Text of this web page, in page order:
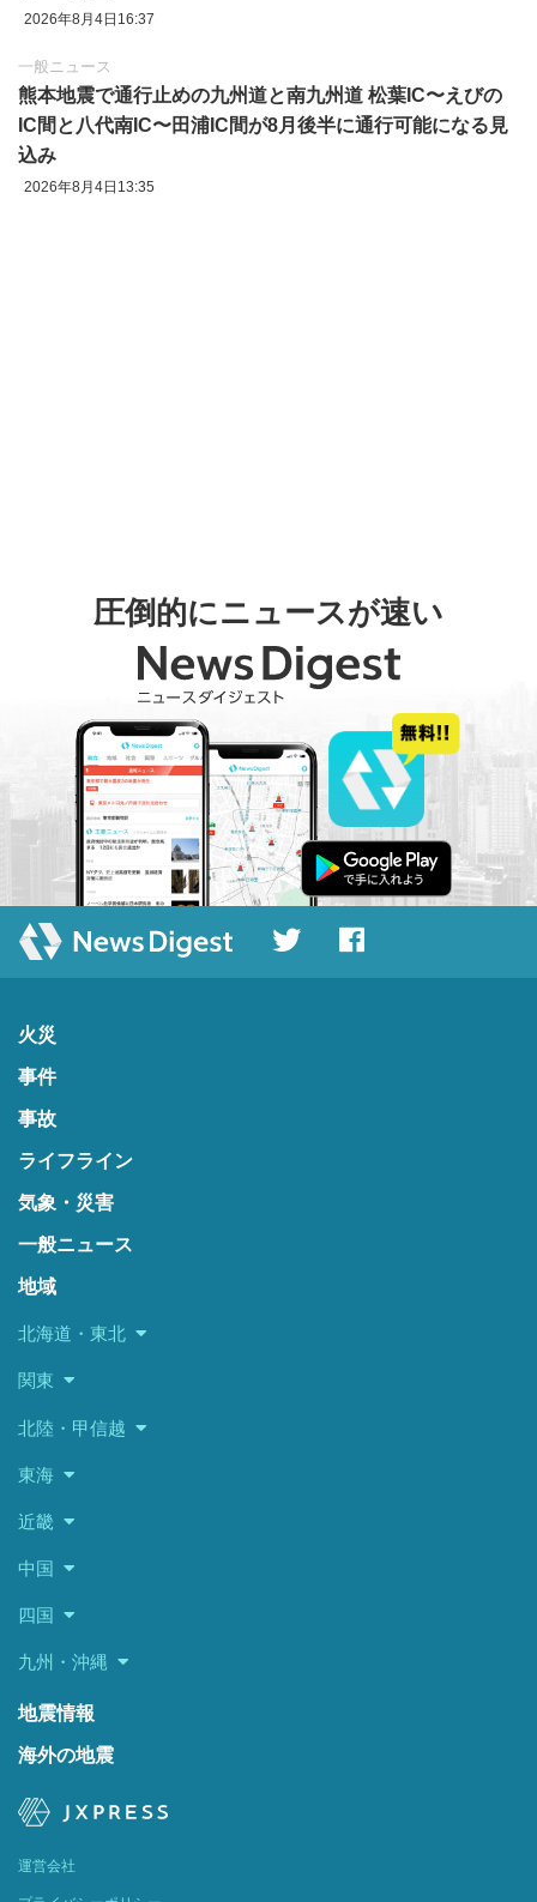
2026年8月4日16:37
一般ニュース
熊本地震で通行止めの九州道と南九州道 松葉IC〜えびの
IC間と八代南IC〜田浦IC間が8月後半に通行可能になる見
込み
2026年8月4日13:35
圧倒的にニュースが速い
火災
事件
事故
ライフライン
気象・災害
一般ニュース
地域
北海道・東北
関東
北陸・甲信越
東海
近畿
中国
四国
九州・沖縄
地震情報
海外の地震
運営会社